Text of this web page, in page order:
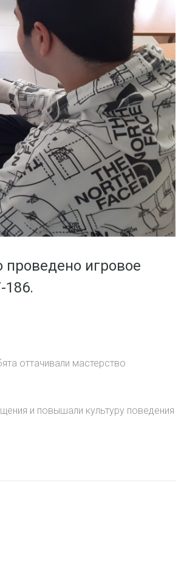
игровое
186.
оттачивали мастерство
и повышали культуру поведения